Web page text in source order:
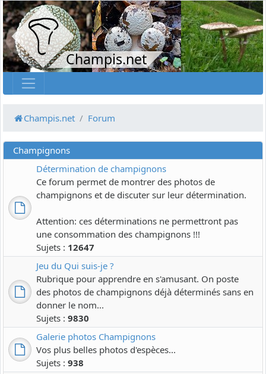
Champis.net
Champis.net Forum
Champignons
Détermination de champignons
Ce forum permet de montrer des photos de
champignons et de discuter sur leur détermination.
Attention: ces déterminations ne permettront pas
une consommation des champignons !!!
Sujets : 12647
Jeu du Qui suis-je ?
Rubrique pour apprendre en s'amusant. On poste
des photos de champignons déjà déterminés sans en
donner le nom...
Sujets : 9830
Galerie photos Champignons
Vos plus belles photos d'espèces...
Sujets : 938